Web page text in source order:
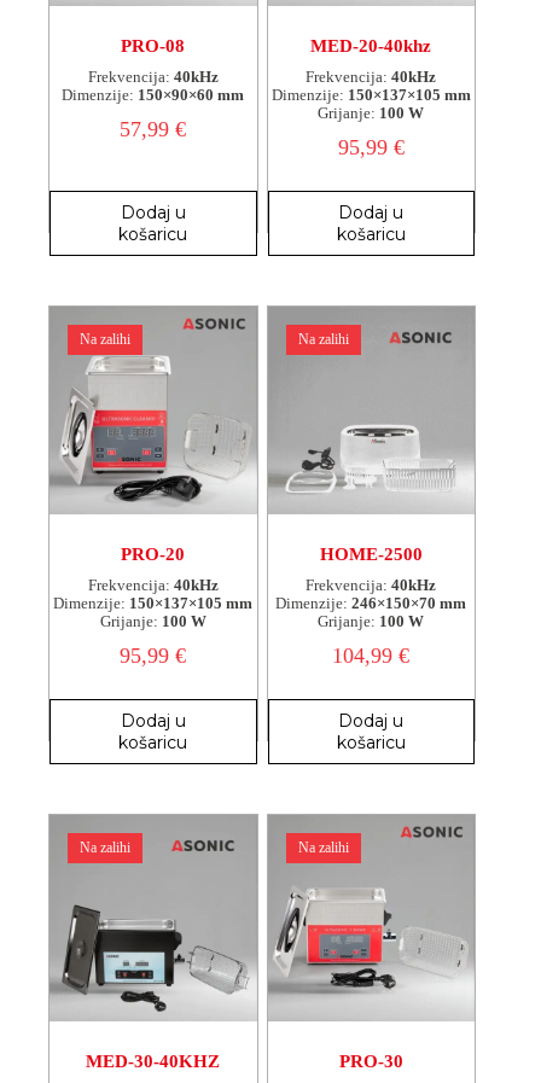
PRO-08
Frekvencija: 40kHz
Dimenzije: 150×90×60 mm
57,99€
Dodaj u
košaricu
MED-20-40khz
Frekvencija: 40kHz
Dimenzije: 150×137×105 mm
Grijanje: 100 W
95,99 €
Dodaj u
košaricu
Na zalihi
PRO-20
Frekvencija: 40kHz
Dimenzije: 150×137×105 mm
Grijanje: 100 W
95,99€
Dodaj u
košaricu
Na zalihi
HOME-2500
Frekvencija: 40kHz
Dimenzije: 246×150×70 mm
Grijanje: 100 W
104,99€
Dodaj u
košaricu
Na zalihi
MED-30-40KHZ
Na zalihi
PRO-30